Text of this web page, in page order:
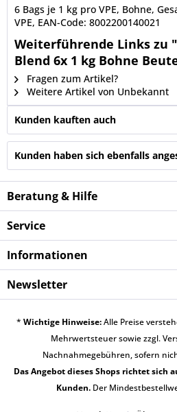
6 Bags je 1 kg pro VPE, Bohne,
VPE, EAN-Code: 8002200140021
Weiterführende Links zu
Blend 6x 1 kg Bohne
Fragen zum Artikel?
Weitere Artikel von Unbekannt
Kunden kauften auch
Kunden haben sich ebenfalls
Beratung & Hilfe
Service
Informationen
Newsletter
* Wichtige Hinweise:Alle Preise
Mehrwertsteuer sowie zzgl.
Nachnahmegebühren, sofern
Das Angebot dieses Shops richtet sich
Kunden.Der